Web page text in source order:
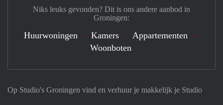
Op Studio's Groningen vind en verhuur je makkelijk je Studio
Niks leuks gevonden? Dit is ons andere aanbod in
Groningen:
Huurwoningen Kamers
Appartementen
Woonboten